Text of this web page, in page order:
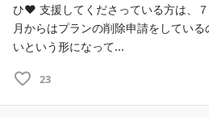
ひ❤ 支援してくださっている方は、
月からはプランの削除申請をしてい
いという形になって...
23